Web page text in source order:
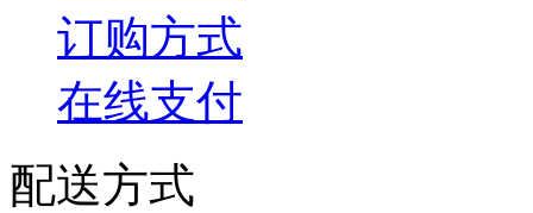
订购方式
在线支付
配送方式